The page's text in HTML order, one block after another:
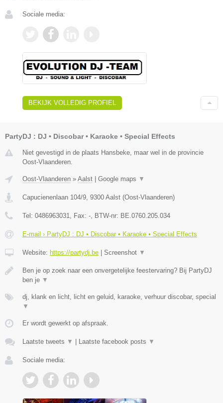
Sociale media:
BEKIJK VOLLEDIG PROFIEL
PartyDJ : DJ • Discobar • Karaoke • Special Effects
Niet gevestigd in de plaats Hansbeke, maar wel in de provincie
Oost-Vlaanderen.
Oost-Vlaanderen » Aalst | Google maps ▼
Capucienenlaan 104/9 9300 Aalst (Oost-Vlaanderen)
Tel: 0486963031 , Fax: - , BTW-nr: BE.0760.205.034
E-mail › PartyDJ : DJ • Discobar • Karaoke • Special Effects
Website: https://partydj.be | Screenshot ▼
Ben je op zoek naar een onvergetelijke feestervaring? Bij PartyDJ
ben je ▼
dj, klank en licht, licht en geluid, karaoke, verhuur discobar, special
▼
Er wordt gewerkt op afspraak.
Laatste tweets ▼ | Laatste facebook posts ▼
Sociale media: